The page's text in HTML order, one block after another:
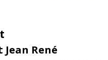
Jean René